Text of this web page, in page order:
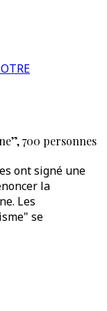
700 personnes
ont signé une
la
Les
se